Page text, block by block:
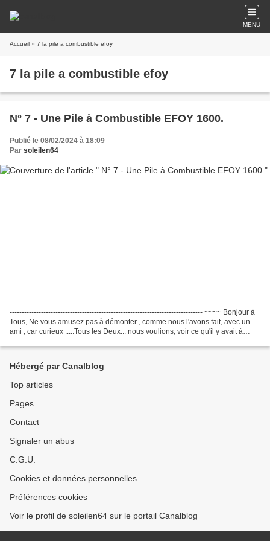
MENU
Accueil » 7 la pile a combustible efoy
7 la pile a combustible efoy
N° 7 - Une Pile à Combustible EFOY 1600.
Publié le 08/02/2024 à 18:09
Par soleilen64
-------------------------------------------------------------------------------- ~~~~ Bonjour à
Tous, Ne vous amusez pas à démonter , comme nous l'avons fait, avec un
ami , car curieux .....Tous les Deux... nous voulions, voir ce qu'il y avait à
Hébergé par Canalblog
Top articles
Pages
Contact
Signaler un abus
C.G.U.
Cookies et données personnelles
Préférences cookies
Voir le profil de soleilen64 sur le portail Canalblog